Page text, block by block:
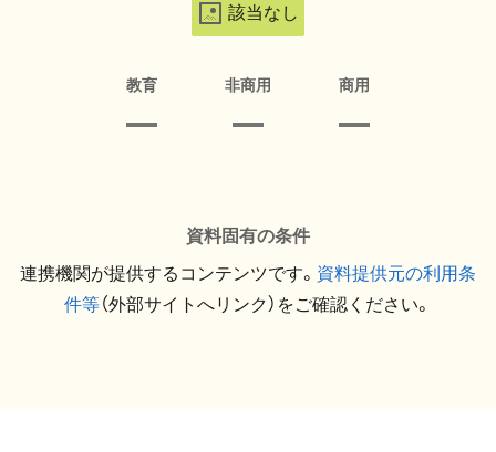
該当なし
教育 非商用 商用
資料固有の条件
連携機関が提供するコンテンツです。 資料提供元の利用条
件等（外部サイトへリンク）をご確認ください。